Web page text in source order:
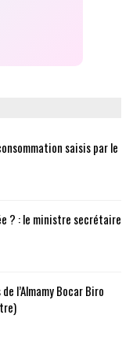
saisis par le
? : le ministre secrétaire
l’Almamy Bocar Biro